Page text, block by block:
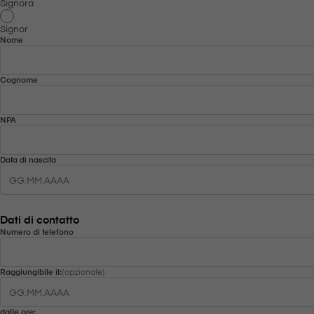
Signora
Signor
Nome
Cognome
NPA
Data di nascita
Dati di contatto
Numero di telefono
Raggiungibile il:(opzionale)
dalle ore: